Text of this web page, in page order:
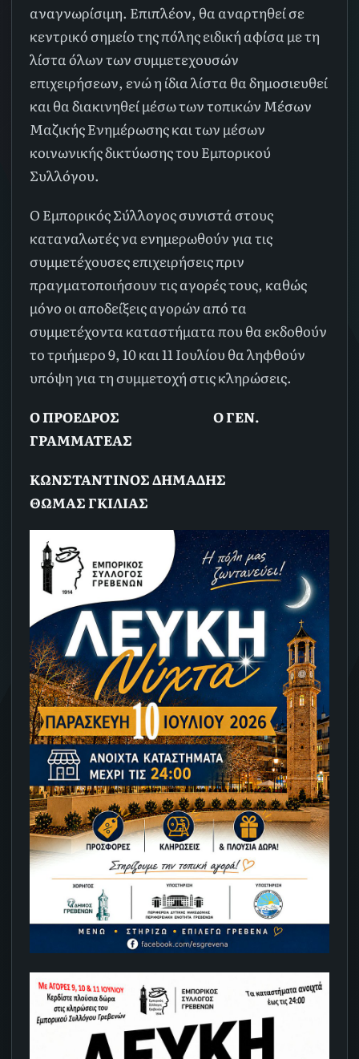
αναγνωρίσιμη. Επιπλέον, θα αναρτηθεί σε
κεντρικό σημείο της πόλης ειδική αφίσα με τη
λίστα όλων των συμμετεχουσών
επιχειρήσεων, ενώ η ίδια λίστα θα δημοσιευθεί
και θα διακινηθεί μέσω των τοπικών Μέσων
Μαζικής Ενημέρωσης και των μέσων
κοινωνικής δικτύωσης του Εμπορικού
Συλλόγου.
Ο Εμπορικός Σύλλογος συνιστά στους
καταναλωτές να ενημερωθούν για τις
συμμετέχουσες επιχειρήσεις πριν
πραγματοποιήσουν τις αγορές τους, καθώς
μόνο οι αποδείξεις αγορών από τα
συμμετέχοντα καταστήματα που θα εκδοθούν
το τριήμερο 9, 10 και 11 Ιουλίου θα ληφθούν
υπόψη για τη συμμετοχή στις κληρώσεις.
Ο ΠΡΟΕΔΡΟΣ Ο ΓΕΝ.
ΓΡΑΜΜΑΤΕΑΣ
ΚΩΝΣΤΑΝΤΙΝΟΣ ΔΗΜΑΔΗΣ
ΘΩΜΑΣ ΓΚΙΛΙΑΣ